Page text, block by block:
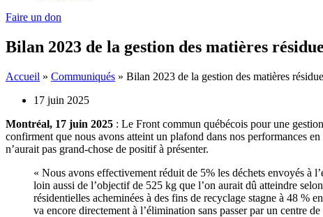
Faire un don
Bilan 2023 de la gestion des matières
Accueil » Communiqués » Bilan 2023 de la gestion des matières
17 juin 2025
Montréal, 17 juin 2025 : Le Front commun québécois pour une
confirment que nous avons atteint un plafond dans nos performances
n’aurait pas grand-chose de positif à présenter.
« Nous avons effectivement réduit de 5% les déchets envoyés à
loin aussi de l’objectif de 525 kg que l’on aurait dû atteindre
résidentielles acheminées à des fins de recyclage stagne à 48 %
va encore directement à l’élimination sans passer par un centre